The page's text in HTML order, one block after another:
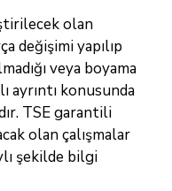
olan
değişimi yapılıp
veya boyama
ayrıntı konusunda
TSE garantili
olan çalışmalar
şekilde bilgi